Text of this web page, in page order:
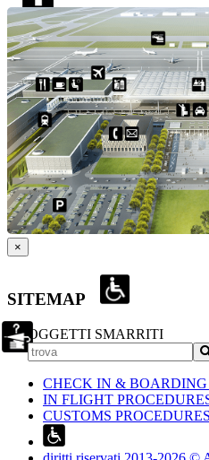
×
SITEMAP
OGGETTI SMARRITI
CHECK IN & BOARDING
IN FLIGHT
CUSTOMS PROCEDURES